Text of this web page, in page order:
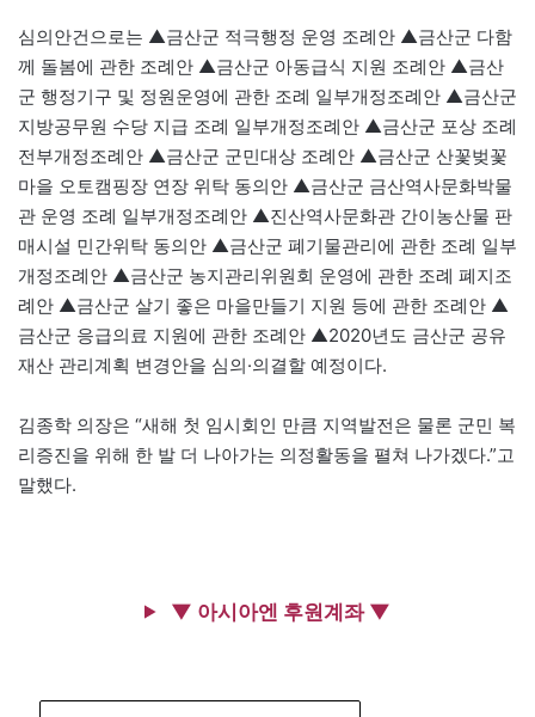
심의안건으로는 ▲금산군 적극행정 운영 조례안 ▲금산군 다함
께 돌봄에 관한 조례안 ▲금산군 아동급식 지원 조례안 ▲금산
군 행정기구 및 정원운영에 관한 조례 일부개정조례안 ▲금산군
지방공무원 수당 지급 조례 일부개정조례안 ▲금산군 포상 조례
전부개정조례안 ▲금산군 군민대상 조례안 ▲금산군 산꽃벚꽃
마을 오토캠핑장 연장 위탁 동의안 ▲금산군 금산역사문화박물
관 운영 조례 일부개정조례안 ▲진산역사문화관 간이농산물 판
매시설 민간위탁 동의안 ▲금산군 폐기물관리에 관한 조례 일부
개정조례안 ▲금산군 농지관리위원회 운영에 관한 조례 폐지조
례안 ▲금산군 살기 좋은 마을만들기 지원 등에 관한 조례안 ▲
금산군 응급의료 지원에 관한 조례안 ▲2020년도 금산군 공유
재산 관리계획 변경안을 심의·의결할 예정이다.
김종학 의장은 “새해 첫 임시회인 만큼 지역발전은 물론 군민 복
리증진을 위해 한 발 더 나아가는 의정활동을 펼쳐 나가겠다.”고
말했다.
▼ 아시아엔 후원계좌 ▼